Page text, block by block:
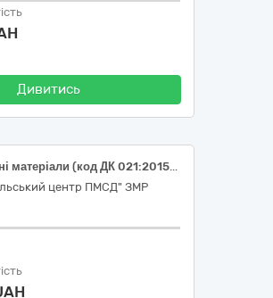
Дивитись
Перев’язувальні матеріали (код ДК 021:2015: 33140000-3 - Медичні матеріали)
центр ПМСД" ЗМР